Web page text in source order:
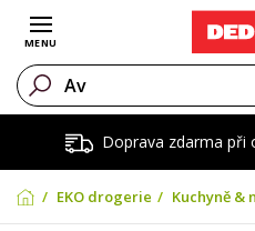
Doprava zdarma při
Otevřít menu
MENU
EKO drogerie Kuchyně &